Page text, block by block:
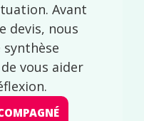
Avant
devis, nous
vous aider